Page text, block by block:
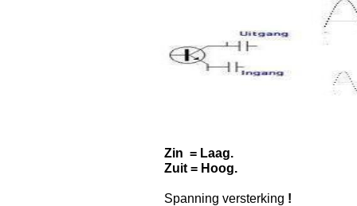
Zin = Laag.
Zuit = Hoog.
Spanning versterking !